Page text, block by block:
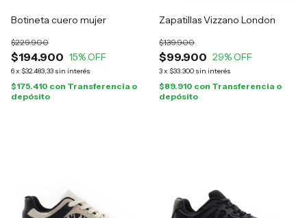
Botineta cuero mujer
$194.900
$229.900
15% OFF
6x $32.483,33 sin interés
$175.410 con Transferencia o
depósito
Zapatillas Vizzano London
$99.900
$139.900
29% OFF
3x $33.300 sin interés
$89.910 con Transferencia o
depósito